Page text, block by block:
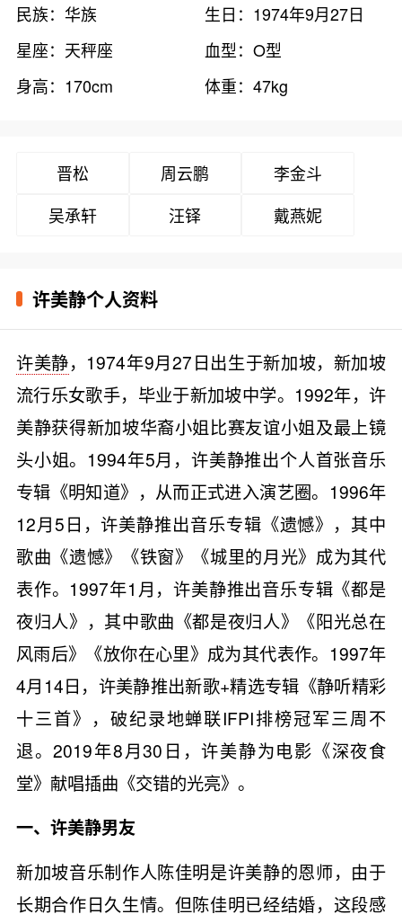
民族：华族
生日：1974年9月27日
星座：天秤座
血型：O型
身高：170cm
体重：47kg
晋松 周云鹏
李金斗
吴承轩
汪铎 戴燕妮
许美静个人资料
许美静，1974年9月27日出生于新加坡，新加坡
流行乐女歌手，毕业于新加坡中学。1992年，许
美静获得新加坡华裔小姐比赛友谊小姐及最上镜
头小姐。1994年5月，许美静推出个人首张音乐
专辑《明知道》，从而正式进入演艺圈。1996年
12月5日，许美静推出音乐专辑《遗憾》，其中
歌曲《遗憾》《铁窗》《城里的月光》成为其代
表作。1997年1月，许美静推出音乐专辑《都是
夜归人》，其中歌曲《都是夜归人》《阳光总在
风雨后》《放你在心里》成为其代表作。1997年
4月14日，许美静推出新歌+精选专辑《静听精彩
十三首》，破纪录地蝉联IFPI排榜冠军三周不
退。2019年8月30日，许美静为电影《深夜食
堂》献唱插曲《交错的光亮》。
一、许美静男友
新加坡音乐制作人陈佳明是许美静的恩师，由于
长期合作日久生情。但陈佳明已经结婚，这段感